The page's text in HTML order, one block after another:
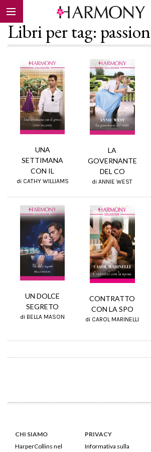
EBOOK
Libri per tag: passion
UNA
SETTIMANA
CON IL
di CATHY WILLIAMS
LA
GOVERNANTE
DEL CO
di ANNIE WEST
UN DOLCE
SEGRETO
di BELLA MASON
CONTRATTO
CON LA SPO
di CAROL MARINELLI
CHI SIAMO
HarperCollins nel
PRIVACY
Informativa sulla